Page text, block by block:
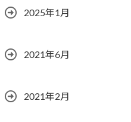
2025年1月
2021年6月
2021年2月